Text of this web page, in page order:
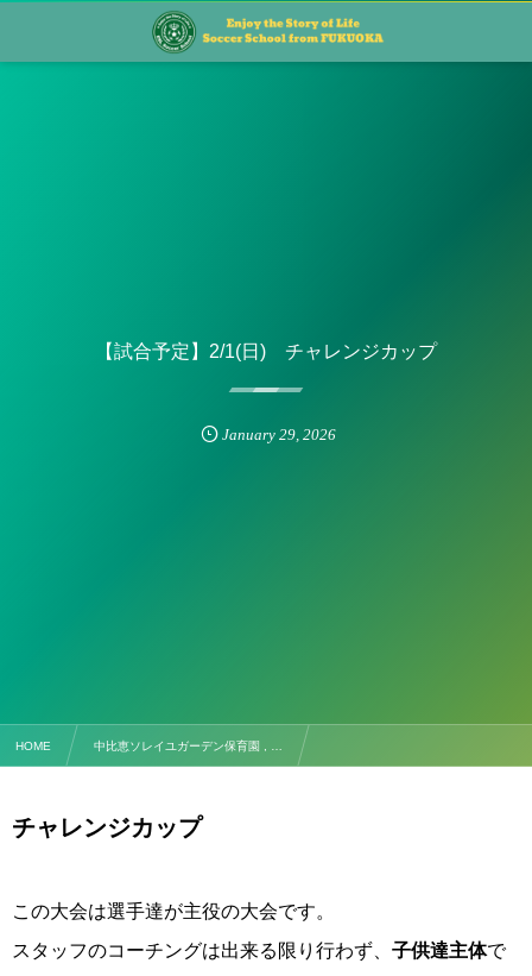
【試合予定】2/1(日) チャレンジカップ
January 29, 2026
HOME 中比恵ソレイユガーデン保育園 , …
チャレンジカップ
この大会は選手達が主役の大会です。
スタッフのコーチングは出来る限り行わず、 子供達主体で